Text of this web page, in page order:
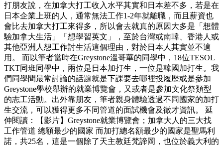
打朋友說，在加拿大打工收入水平其實和日本差不多，若是在
日本企業上班的人，通常無法工作1-2年就離職，而且薪資也
會比去加拿大打工來得多，所以會去就真的原因大多是「想體
驗加拿大生活」「想學習英文」，至於台灣或南韓、香港人或
其他亞洲人想工作討生活這個理由，對於日本人其實並不適
用。 而以筆者當時在Greystone溫哥華的同學中，18位TESOL
TKT同班同學中，兩位是日本加打生，一位是韓國加打生。我
們同學間最常討論的話題就是下課要去哪裡投履歷或是參加
Greystone學校舉辦的就業博覽會，又或者是參加文化祭類型
的志工活動。出外靠朋友，筆者親身體驗透過不同國家的加打
生交流，可以獲得更多不同管道的面試機會及徵才資訊。 延
伸閱讀：【影片】Greystone就業博覽會；加拿大人的三大找
工作管道 總額最少的國家 而加打總名額最少的國家是聖馬利
諾，共25名，這是一個除了天主教廷梵諦岡，也位於義大利的